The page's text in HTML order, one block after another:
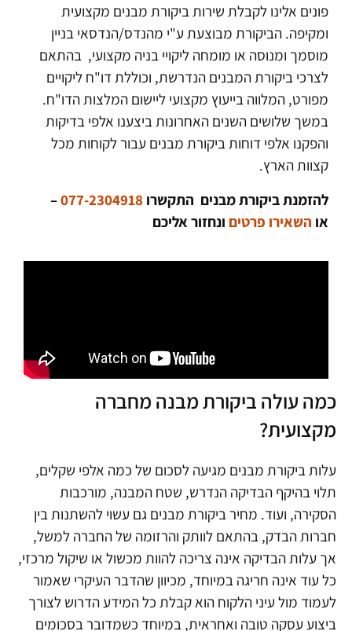
פונים אלינו לקבלת שירות ביקורת מבנים מקצועית
ומקיפה. הביקורת מבוצעת ע"י מהנדס/הנדסאי בניין
מוסמך ומנוסה או מומחה ליקויי בניה מקצועי, בהתאם
לצרכי ביקורת המבנים הנדרשת, וכוללת דו"ח ליקויים
מפורט, המלווה בייעוץ מקצועי ליישום המלצות הדו"ח.
במשך שלושים השנים האחרונות ביצענו אלפי בדיקות
והפקנו אלפי דוחות ביקורת מבנים עבור לקוחות מכל
קצוות הארץ.
להזמנת ביקורת מבנים התקשרו077-2304918
–
אוהשאירו פרטיםונחזור אליכם
כמה עולה ביקורת מבנה מחברה
מקצועית?
עלות ביקורת מבנים מגיעה לסכום של כמה אלפי שקלים,
תלוי בהיקף הבדיקה הנדרש, שטח המבנה, מורכבות
הסקירה, ועוד. מחיר ביקורת מבנים גם עשוי להשתנות בין
חברות הבדק, בהתאם לוותק והרזומה של החברה למשל,
אך עלות הבדיקה אינה צריכה להוות מכשול או שיקול מרכזי,
כל עוד אינה חריגה במיוחד, מכיוון שהדבר העיקרי שאמור
לעמוד מול עיני הלקוח הוא קבלת כל המידע הדרוש לצורך
ביצוע עסקה טובה ואחראית, במיוחד כשמדובר בסכומים